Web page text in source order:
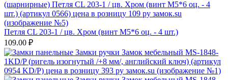
Петля CL 203-1 / цв. Хром (винт М5*6 оц. - 4 шт.)
109.00 ₽